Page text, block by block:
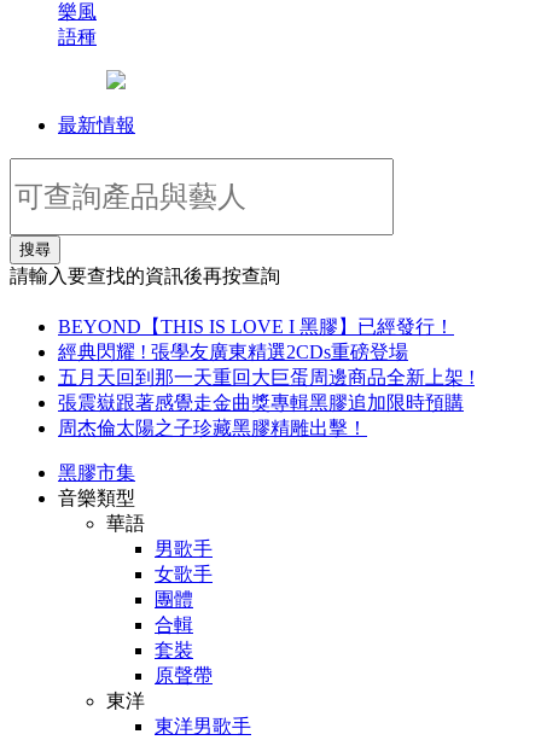
樂風
語種
最新情報
搜尋
請輸入要查找的資訊後再按查詢
BEYOND【THIS IS LOVE I 黑膠】已經發行！
經典閃耀 ! 張學友廣東精選2CDs重磅登場
五月天回到那一天重回大巨蛋周邊商品全新上架 !
張震嶽跟著感覺走金曲獎專輯黑膠追加限時預購
周杰倫太陽之子珍藏黑膠精雕出擊！
黑膠市集
音樂類型
華語
男歌手
女歌手
團體
合輯
套裝
原聲帶
東洋
東洋男歌手